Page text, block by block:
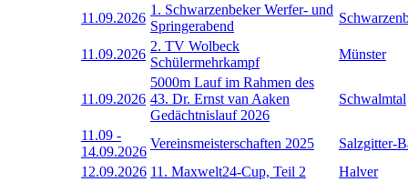
11.09.2026
1. Schwarzenbeker Werfer- und
Springerabend
11.09.2026
2. TV Wolbeck
Schülermehrkampf
Münster
11.09.2026
5000m Lauf im Rahmen des
43. Dr. Ernst van Aaken
Gedächtnislauf 2026
Schwalmtal
11.09 -
14.09.2026
Vereinsmeisterschaften 2025
Salzgitter-
12.09.2026 11. Maxwelt24-Cup, Teil 2 Halver